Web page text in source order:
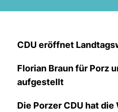
CDU eröffnet
Florian Braun für Porz
aufgestellt
Die Porzer CDU hat